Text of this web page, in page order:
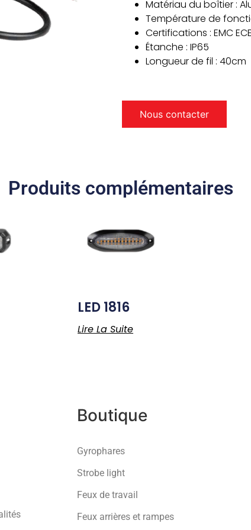
Matériau du boîtier :
Température de
Certifications : EMC ECE
Étanche : IP65
Longueur de fil : 40cm
Nous contacter
Produits complémentaires
LED 1816
Lire La Suite
Boutique
Gyrophares
Strobe light
Feux de travail
Feux arrières et rampes